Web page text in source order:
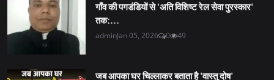
गाँव की पगडंडियों से 'अति विशिष्ट रेल सेवा पुरस्कार'
तक:...
adminJan 05, 2026 0 49
जब आपका घर चिल्लाकर बताता है 'वास्तु दोष'